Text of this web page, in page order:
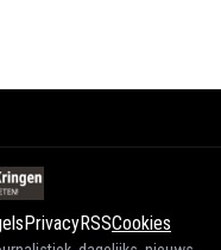
PrivacyRSSCookies